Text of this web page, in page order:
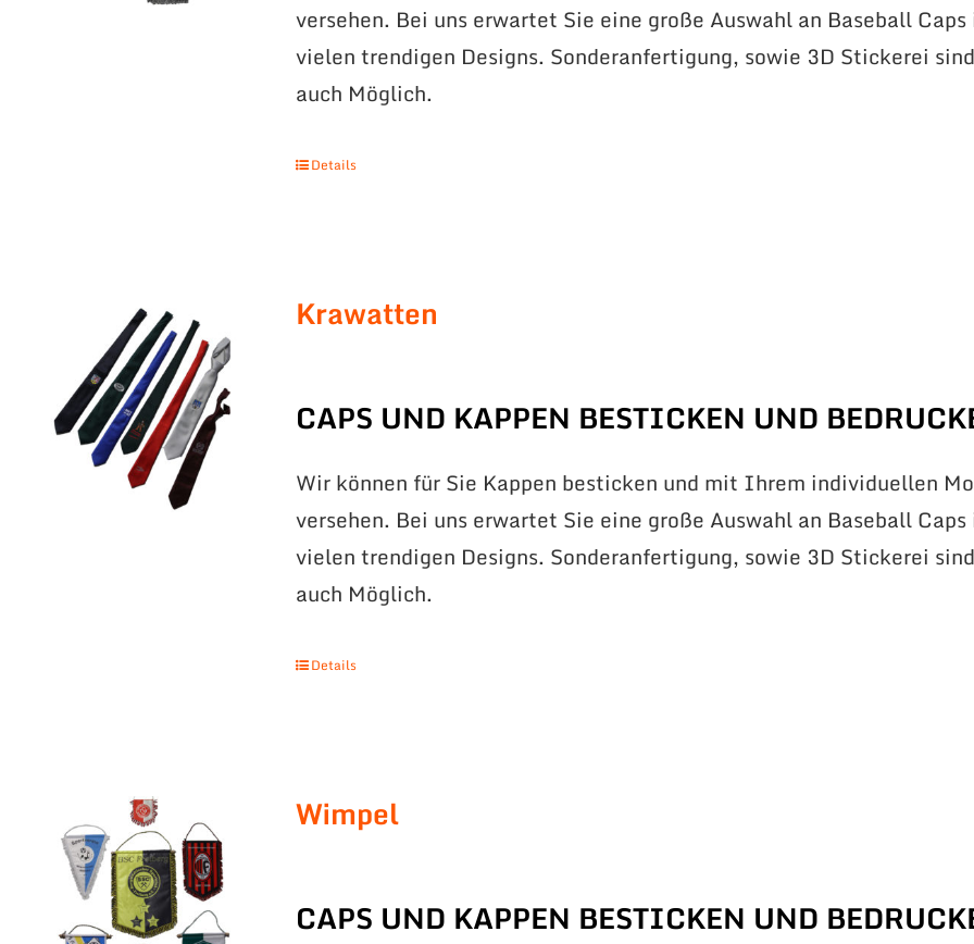
versehen. Bei uns erwartet Sie eine große Auswahl an Baseball Caps
vielen trendigen Designs. Sonderanfertigung, sowie 3D Stickerei sind
auch Möglich.
Details
Krawatten
CAPS UND KAPPEN BESTICKEN UND
Wir können für Sie Kappen besticken und mit Ihrem individuellen
versehen. Bei uns erwartet Sie eine große Auswahl an Baseball Caps
vielen trendigen Designs. Sonderanfertigung, sowie 3D Stickerei sind
auch Möglich.
Details
Wimpel
CAPS UND KAPPEN BESTICKEN UND